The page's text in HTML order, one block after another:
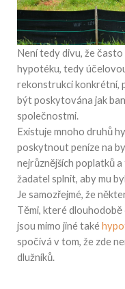
Není tedy divu, že
hypotéku, tedy
rekonstrukci konkrétní,
být poskytována jak
společnostmi.
Existuje mnoho druhů
poskytnout peníze na
nejrůznějších poplatků
žadatel splnit, aby mu
Je samozřejmé, že
Těmi, které
jsou mimo jiné také
spočívá v tom, že zde
dlužníků.